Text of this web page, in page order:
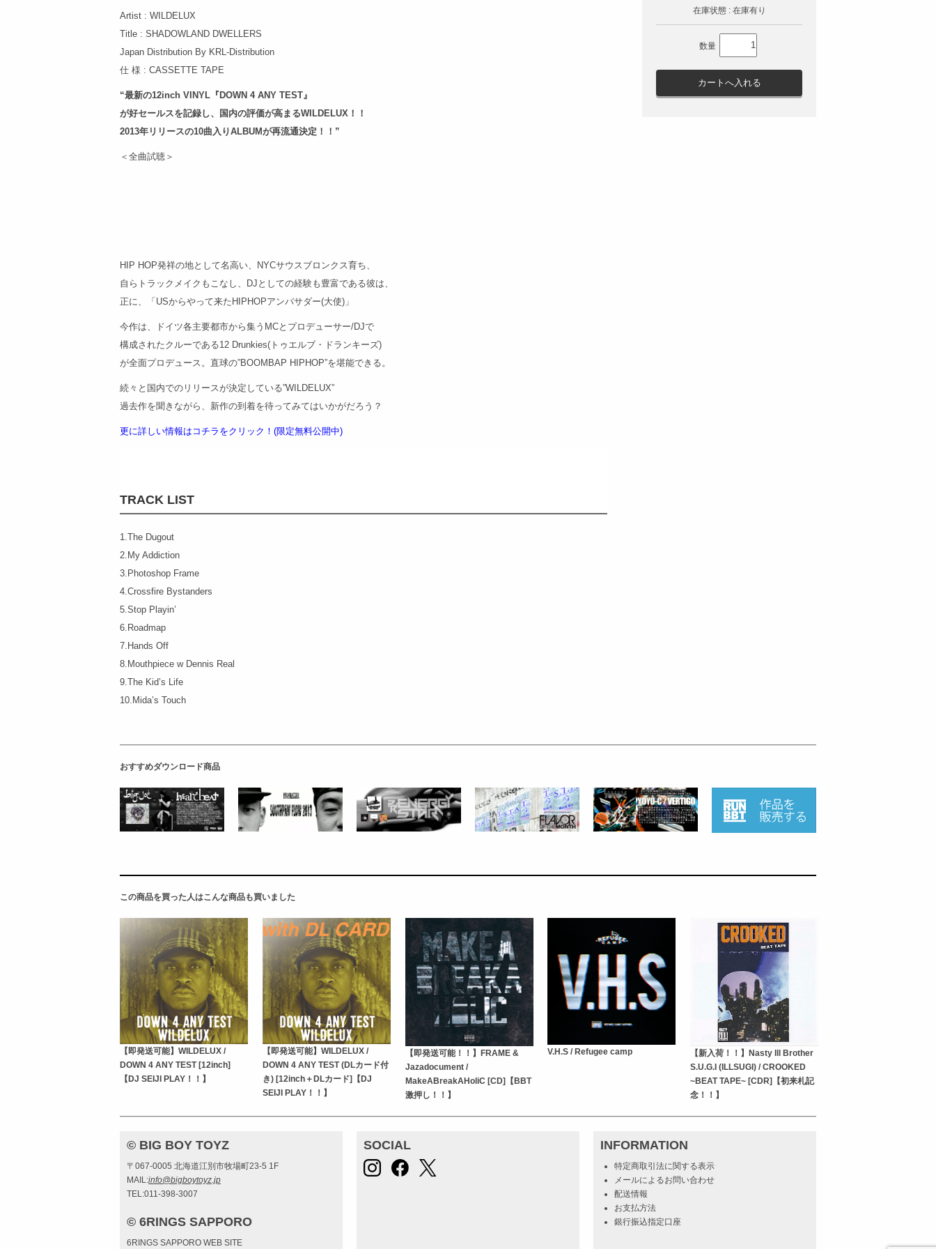
在庫状態 : 在庫有り
数量
Artist : WILDELUX
Title : SHADOWLAND DWELLERS
Japan Distribution By KRL-Distribution
仕 様 : CASSETTE TAPE
“最新の12inch VINYL『DOWN 4 ANY TEST』
が好セールスを記録し、国内の評価が高まるWILDELUX！！
2013年リリースの10曲入りALBUMが再流通決定！！”
＜全曲試聴＞
HIP HOP発祥の地として名高い、NYCサウスブロンクス育ち、
自らトラックメイクもこなし、DJとしての経験も豊富である彼は、
正に、「USからやって来たHIPHOPアンバサダー(大使)」
今作は、ドイツ各主要都市から集うMCとプロデューサー/DJで
構成されたクルーである12 Drunkies(トゥエルブ・ドランキーズ)
が全面プロデュース。直球の”BOOMBAP HIPHOP”を堪能できる。
続々と国内でのリリースが決定している”WILDELUX”
過去作を聞きながら、新作の到着を待ってみてはいかがだろう？
更に詳しい情報はコチラをクリック！(限定無料公開中)
TRACK LIST
1.The Dugout
2.My Addiction
3.Photoshop Frame
4.Crossfire Bystanders
5.Stop Playin’
6.Roadmap
7.Hands Off
8.Mouthpiece w Dennis Real
9.The Kid’s Life
10.Mida’s Touch
おすすめダウンロード商品
この商品を買った人はこんな商品も買いました
【即発送可能】WILDELUX /
DOWN 4 ANY TEST [12inch]
【DJ SEIJI PLAY！！】
【即発送可能】WILDELUX /
DOWN 4 ANY TEST (DLカード付
き) [12inch＋DLカード]【DJ
SEIJI PLAY！！】
【即発送可能！！】FRAME &
Jazadocument /
MakeABreakAHoliC [CD]【BBT
激押し！！】
V.H.S / Refugee camp
【新入荷！！】Nasty Ill Brother
S.U.G.I (ILLSUGI) / CROOKED
~BEAT TAPE~ [CDR]【初来札記
念！！】
© BIG BOY TOYZ
〒067-0005 北海道江別市牧場町23-5 1F
MAIL:info@bigboytoyz.jp
TEL:011-398-3007
© 6RINGS SAPPORO
6RINGS SAPPORO WEB SITE
SOCIAL INFORMATION
特定商取引法に関する表示
メールによるお問い合わせ
配送情報
お支払方法
銀行振込指定口座